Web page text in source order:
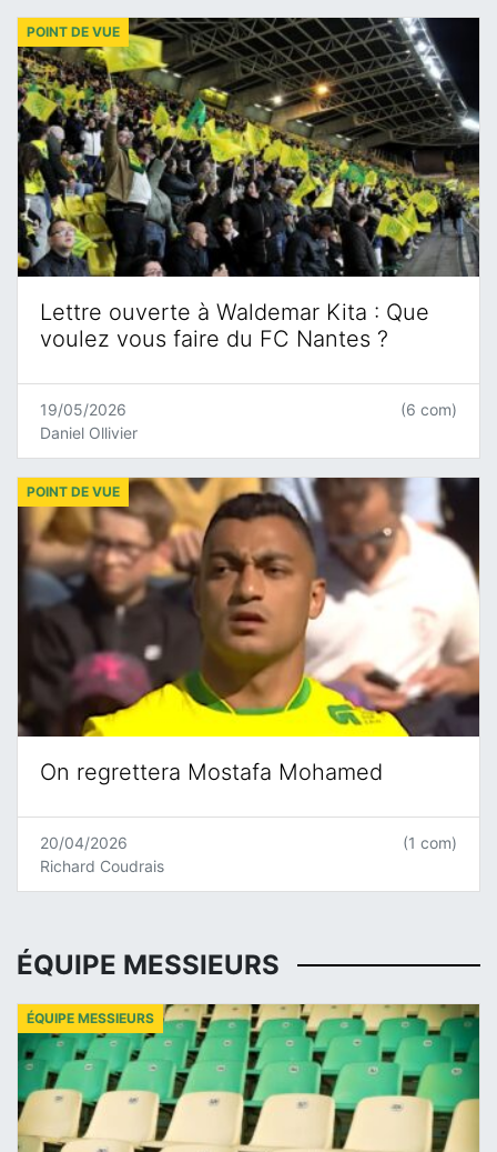
Lettre ouverte à Waldemar Kita : Que
voulez vous faire du FC Nantes ?
POINT DE VUE
19/05/2026
Daniel Ollivier
(6 com)
On regrettera Mostafa Mohamed
POINT DE VUE
20/04/2026
Richard Coudrais
(1 com)
ÉQUIPE MESSIEURS
ÉQUIPE MESSIEURS